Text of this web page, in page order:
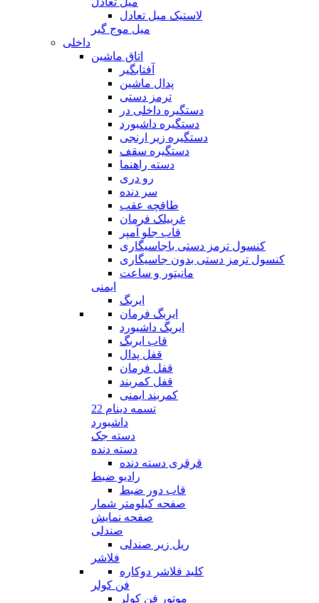
لاستیک میل تعادل
میل موج گیر
داخلی
اتاق ماشین
آفتابگیر
پدال ماشین
ترمز دستی
دستگیره داخلی در
دستگیره داشبورد
دستگیره زیر ارنجی
دستگیره سقف
دسته راهنما
رو دری
سر دنده
طاقچه عقب
غربیلک فرمان
قاب جلو آمپر
کنسول ترمز دستی باجاسیگاری
کنسول ترمز دستی بدون جاسیگاری
مانیتور و ساعت
ایمنی
ایربگ
ایربگ فرمان
ایریگ داشیورد
قاب ایربگ
قفل پدال
قفل فرمان
قفل کمربند
کمربند ایمنی
تسمه دینام 22
داشبورد
دسته جک
دسته دنده
قرقری دسته دنده
رادیو ضبط
قاب دور ضبط
صفحه کیلومتر شمار
صفحه نمایش
صندلی
ریل زیر صندلی
فلاشر
کلید فلاشر دوکاره
فن کولر
موتور فن کولر